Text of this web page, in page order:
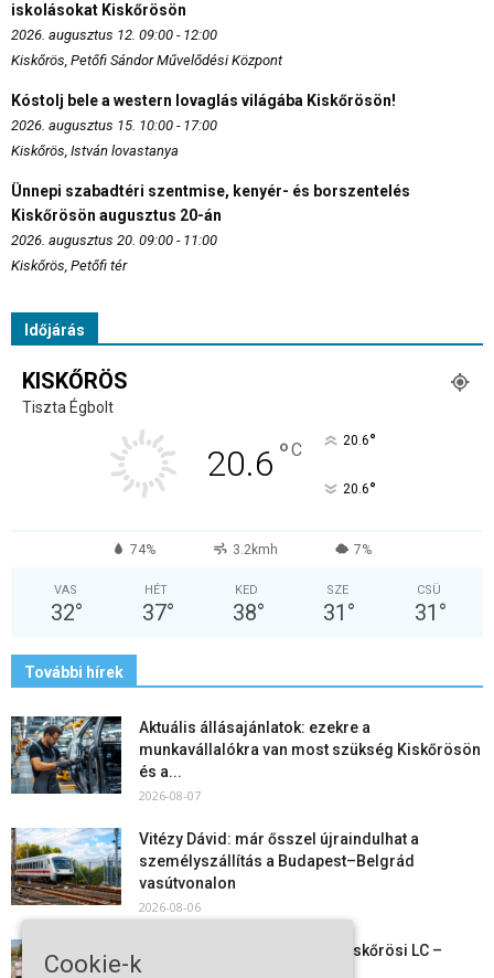
iskolásokat Kiskőrösön
2026. augusztus 12. 09:00 - 12:00
Kiskőrös, Petőfi Sándor Művelődési Központ
Kóstolj bele a western lovaglás világába Kiskőrösön!
2026. augusztus 15. 10:00 - 17:00
Kiskőrös, István lovastanya
Ünnepi szabadtéri szentmise, kenyér- és borszentelés
Kiskőrösön augusztus 20-án
2026. augusztus 20. 09:00 - 11:00
Kiskőrös, Petőfi tér
Időjárás
KISKŐRÖS
Tiszta Égbolt
20.6 °C 20.6°
20.6°
74% 3.2kmh 7%
VAS
32°
HÉT
37°
KED
38°
SZE
31 °
CSÜ
31 °
További hírek
Aktuális állásajánlatok: ezekre a
munkavállalókra van most szükség Kiskőrösön
és a...
2026-08-07
Vitézy Dávid: már ősszel újraindulhat a
személyszállítás a Budapest–Belgrád
vasútvonalon
2026-08-06
Megkezdte a felkészülést a Kiskőrösi LC –
együtt maradt a keret,...
Cookie-k